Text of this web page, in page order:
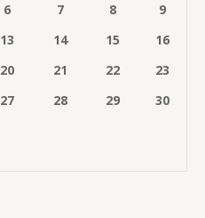
6 7 8
9
13 14 15
16
20 21 22
23
27 28 29
30